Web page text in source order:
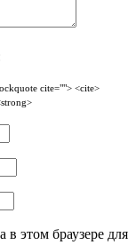
cite=""> <cite>
в этом браузере для